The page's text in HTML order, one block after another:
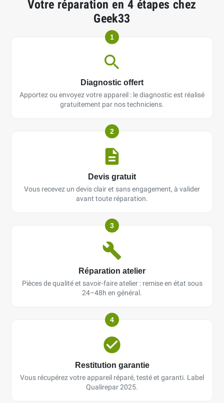
Votre réparation en 4 étapes chez
Geek33
1
Diagnostic offert
Apportez ou envoyez votre appareil : le diagnostic est réalisé
gratuitement par nos techniciens.
2
Devis gratuit
Vous recevez un devis clair et sans engagement, à valider
avant toute réparation.
3
Réparation atelier
Pièces de qualité et savoir-faire atelier : remise en état sous
24–48h en général.
4
Restitution garantie
Vous récupérez votre appareil réparé, testé et garanti. Label
Qualirepar 2025.